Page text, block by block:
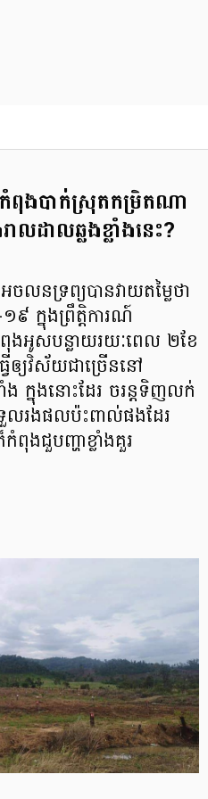
ពុងបាក់ស្រុតកម្រិតណា
ដាលឆ្លងខ្លាំងនេះ?
លនទ្រព្យបានវាយតម្លៃថា
៩ ក្នុងព្រឹត្តិការណ៍
អូសបន្លាយរយៈពេល ២ខែ
ឲ្យវិស័យជាច្រើននៅ
ង ក្នុងនោះដែរ ចរន្តទិញលក់
រងផលប៉ះពាល់ផងដែរ
ជួបញ្ហាខ្លាំងគួរ